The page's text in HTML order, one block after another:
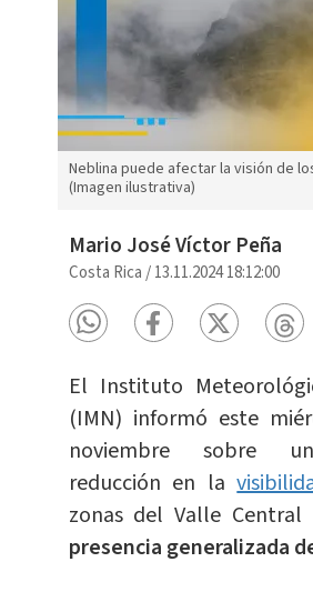
Neblina puede afectar la visión de
(Imagen ilustrativa)
Mario José Víctor Peña
Costa Rica /13.11.2024 18:12:00
El Instituto
(IMN) informó este
noviembre sobre
reducción en la
zonas del Valle
presencia generalizada